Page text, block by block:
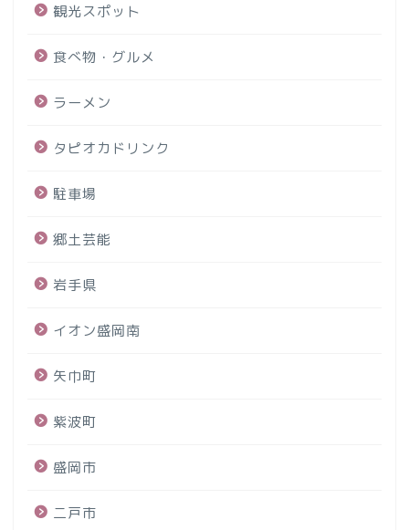
観光スポット
食べ物・グルメ
ラーメン
タピオカドリンク
駐車場
郷土芸能
岩手県
イオン盛岡南
矢巾町
紫波町
盛岡市
二戸市